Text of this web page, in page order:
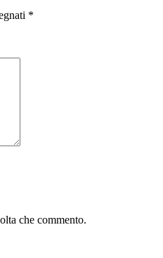
*
che commento.